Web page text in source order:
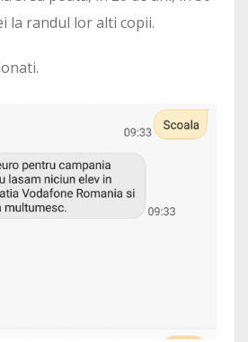
la randul lor alti copii.